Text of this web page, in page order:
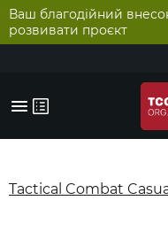
Ваш благодійний
розвивати проєкт
Tactical Combat